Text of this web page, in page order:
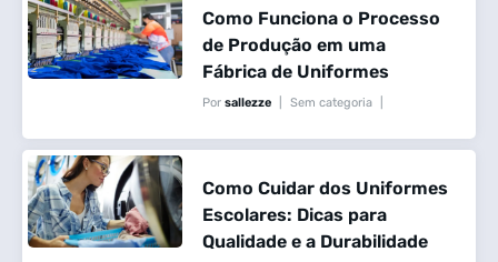
Como Funciona o Processo
de Produção em uma
Fábrica de Uniformes
Porsallezze
Sem categoria
Como Cuidar dos Uniformes
Escolares: Dicas para
Qualidade e a Durabilidade